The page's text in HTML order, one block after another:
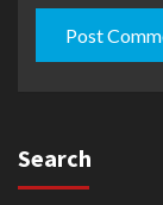
Search